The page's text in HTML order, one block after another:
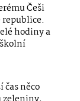
Češi
republice.
hodiny a
čas něco